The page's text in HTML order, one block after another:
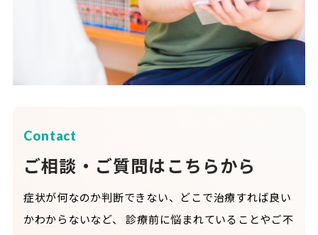
Contact
ご相談・ご質問はこちらから
症状が何なのか判断できない、どこで治療すれば良い
かわからないなど、
診療前に悩まれていることやご不